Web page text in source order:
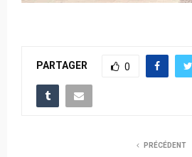
PARTAGER 0
PRÉCÉDENT